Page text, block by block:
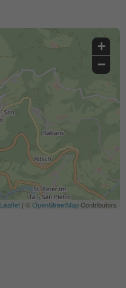
+
−
Leaflet | ©OpenStreetMapContributors